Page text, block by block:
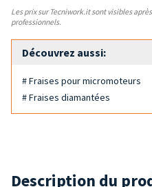
Les prix sur Tecniwork.it sont visibles
professionnels.
Découvrez aussi:
# Fraises pour micromoteurs
# Fraises diamantées
Description du